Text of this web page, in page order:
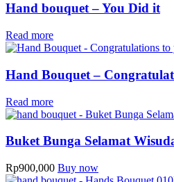
Hand bouquet – You Did it
Read more
Hand Bouquet –
Read more
Buket Bunga Selamat
Rp900,000 Buy now